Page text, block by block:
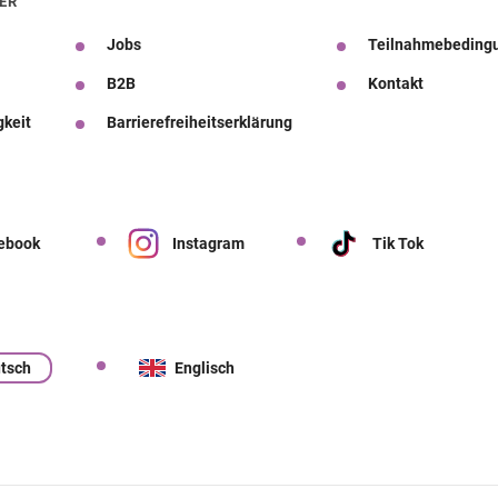
Jobs
B2B Kontakt
Barrierefreiheitserklärung
Instagram Tik Tok
Englisch